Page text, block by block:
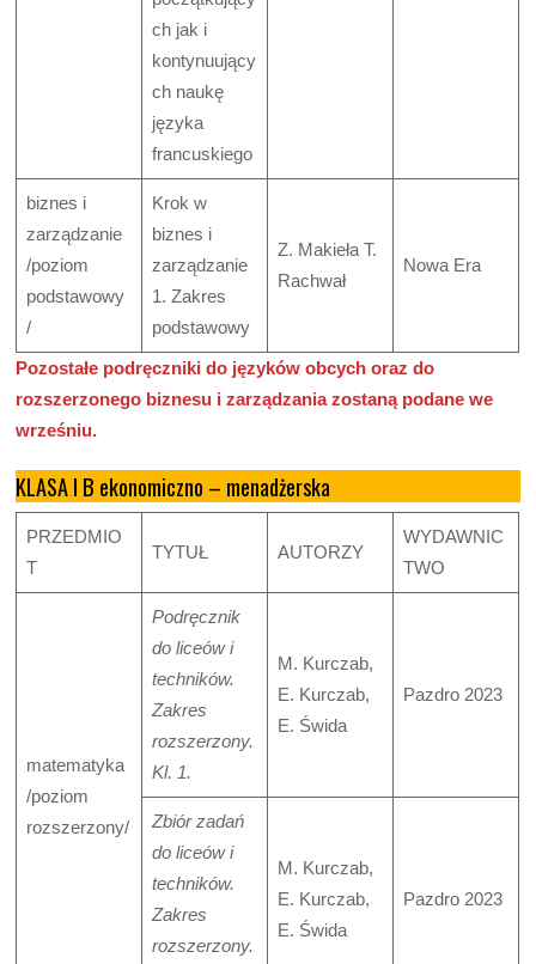
ch jak i
kontynuujący
ch naukę
języka
francuskiego
biznes i
zarządzanie
/poziom
podstawowy
/
Krok w
biznes i
zarządzanie
1. Zakres
podstawowy
Z. Makieła T.
Rachwał
Nowa Era
Pozostałe podręczniki do języków obcych oraz do
rozszerzonego biznesu i zarządzania zostaną podane we
wrześniu.
KLASA I B ekonomiczno – menadżerska
PRZEDMIO
T
TYTUŁ AUTORZY
WYDAWNIC
TWO
matematyka
/poziom
rozszerzony/
Podręcznik
do liceów i
techników.
Zakres
rozszerzony.
Kl. 1.
M. Kurczab,
E. Kurczab,
E. Świda
Pazdro 2023
Zbiór zadań
do liceów i
techników.
Zakres
rozszerzony.
M. Kurczab,
E. Kurczab,
E. Świda
Pazdro 2023